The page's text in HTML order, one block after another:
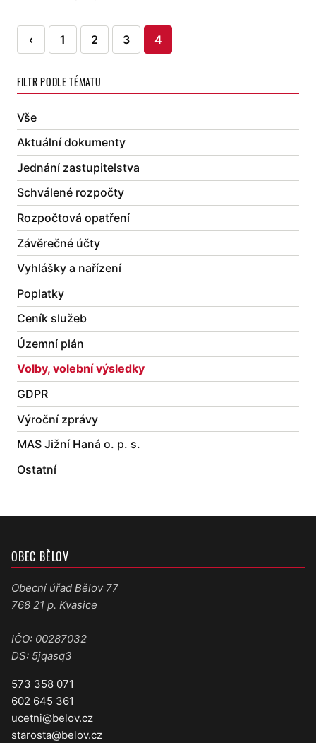
Stránkování
příspěvků
‹ 1 2 3 4
FILTR PODLE TÉMATU
Vše
Aktuální dokumenty
Jednání zastupitelstva
Schválené rozpočty
Rozpočtová opatření
Závěrečné účty
Vyhlášky a nařízení
Poplatky
Ceník služeb
Územní plán
Volby, volební výsledky
GDPR
Výroční zprávy
MAS Jižní Haná o. p. s.
Ostatní
OBEC BĚLOV
Obecní úřad Bělov 77
768 21 p. Kvasice
IČO: 00287032
DS: 5jqasq3
573 358 071
602 645 361
ucetni@belov.cz
starosta@belov.cz